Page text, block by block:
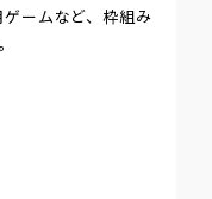
ームなど、枠組み